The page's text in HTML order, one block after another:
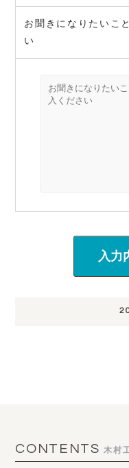
お聞きになりたいこ
い
CONTENTS 木村